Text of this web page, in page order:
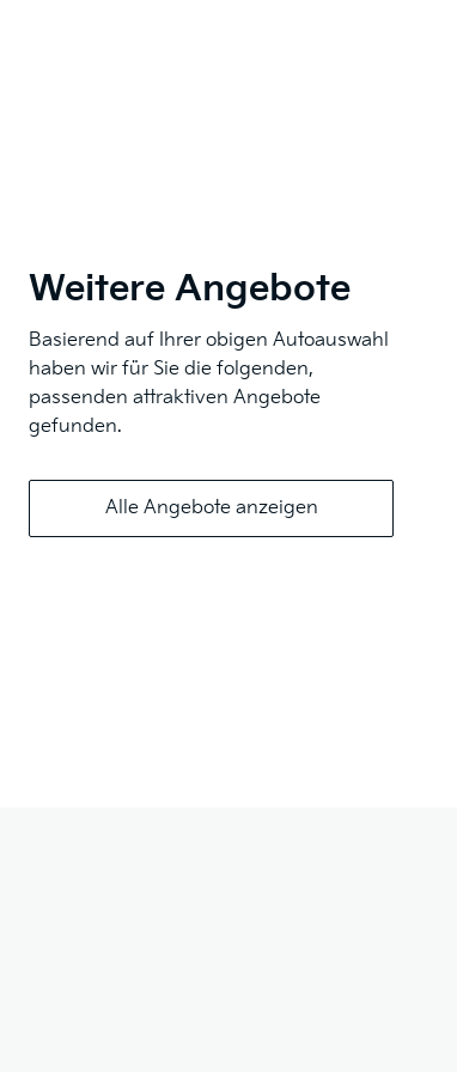
Weitere Angebote
Basierend auf Ihrer obigen Autoauswahl
haben wir für Sie die folgenden,
passenden attraktiven Angebote
gefunden.
Alle Angebote anzeigen